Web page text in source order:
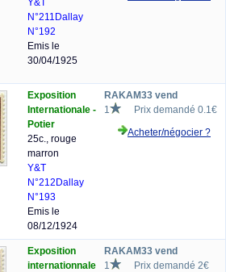
Y&T
N°211 Dallay
N°192
Emis le
30/04/1925
Exposition
Internationale -
Potier
25c., rouge
marron
Y&T
N°212 Dallay
N°193
Emis le
08/12/1924
RAKAM33 vend
1
Prix demandé 0.1€
Acheter/négocier ?
Exposition
internationnale
RAKAM33 vend
1
Prix demandé 2€